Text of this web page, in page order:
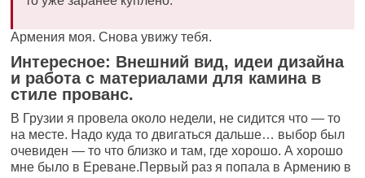
Армения моя. Снова увижу тебя.
Интересное: Внешний вид, идеи дизайна
и работа с материалами для камина в
стиле прованс.
В Грузии я провела около недели, не сидится что — то
на месте. Надо куда то двигаться дальше… выбор был
очевиден — то что близко и там, где хорошо. А хорошо
мне было в Ереване.Первый раз я попала в Армению в